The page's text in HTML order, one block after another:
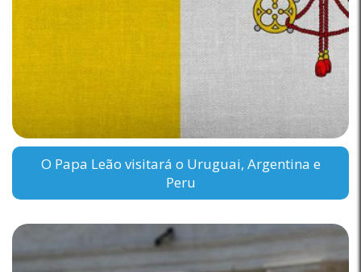
O Papa Leão visitará o Uruguai, Argentina e
Peru